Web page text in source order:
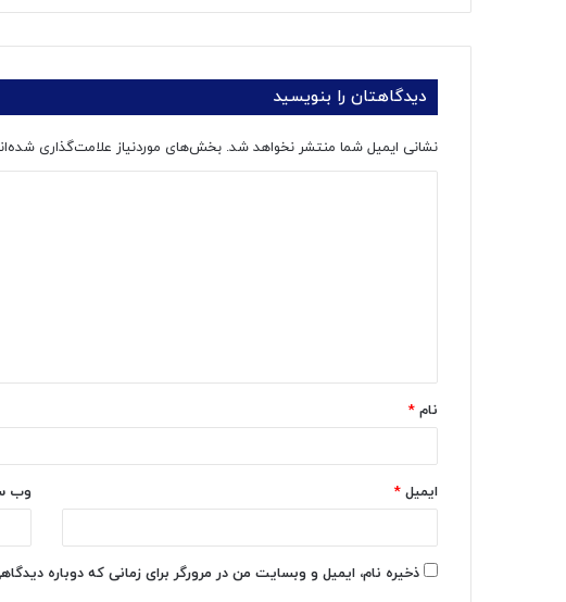
دیدگاهتان را بنویسید
نشانی ایمیل شما منتشر نخواهد شد. بخش‌های موردنیاز علامت‌گذاری
*
نام *
ایمیل * وب‌
ذخیره نام، ایمیل و وبسایت من در مرورگر برای زمانی که دوباره